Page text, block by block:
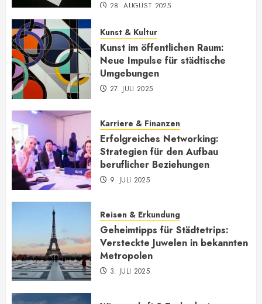
28. AUGUST 2025
Kunst & Kultur
Kunst im öffentlichen Raum:
Neue Impulse für städtische
Umgebungen
27. JULI 2025
Karriere & Finanzen
Erfolgreiches Networking:
Strategien für den Aufbau
beruflicher Beziehungen
9. JULI 2025
Reisen & Erkundung
Geheimtipps für Städtetrips:
Versteckte Juwelen in bekannten
Metropolen
3. JULI 2025